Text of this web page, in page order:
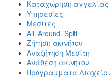
Καταχώρηση αγγελίας
Υπηρεσίες
Μεσίτες
All. Around. Spiti
Ζήτηση ακινήτου
Αναζήτηση Μεσίτη
Ανάθεση ακινήτου
Προγράμματα